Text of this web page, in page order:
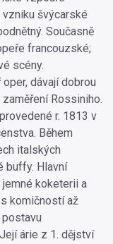
švýcarské
Současně
francouzské;
scény.
dávají dobrou
Rossiniho.
r. 1813 v
Během
italských
buffy. Hlavní
koketerii a
s komičností až
árie z 1. dějství